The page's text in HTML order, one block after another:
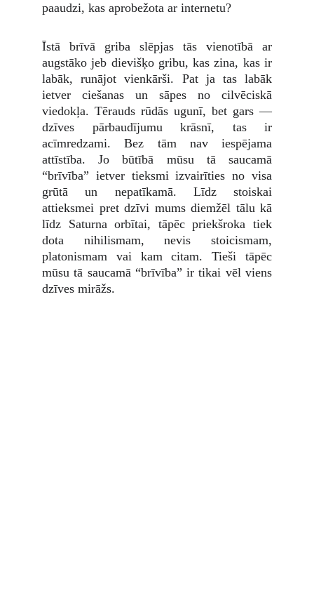
paaudzi, kas aprobežota ar internetu?
Īstā brīvā griba slēpjas tās vienotībā ar
augstāko jeb dievišķo gribu, kas zina, kas ir
labāk, runājot vienkārši. Pat ja tas labāk
ietver ciešanas un sāpes no cilvēciskā
viedokļa. Tērauds rūdās ugunī, bet gars —
dzīves pārbaudījumu krāsnī, tas ir
acīmredzami. Bez tām nav iespējama
attīstība. Jo būtībā mūsu tā saucamā
“brīvība” ietver tieksmi izvairīties no visa
grūtā un nepatīkamā. Līdz stoiskai
attieksmei pret dzīvi mums diemžēl tālu kā
līdz Saturna orbītai, tāpēc priekšroka tiek
dota nihilismam, nevis stoicismam,
platonismam vai kam citam. Tieši tāpēc
mūsu tā saucamā “brīvība” ir tikai vēl viens
dzīves mirāžs.